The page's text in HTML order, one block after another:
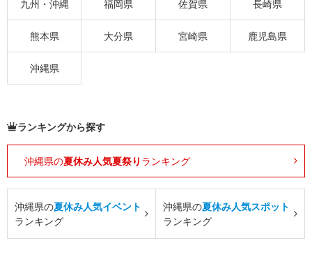
九州・沖縄 福岡県 佐賀県 長崎県
熊本県 大分県 宮崎県 鹿児島県
沖縄県
ランキングから探す
沖縄県の夏休み人気夏祭り ランキング
沖縄県の夏休み人気イベント
ランキング
沖縄県の夏休み人気スポット
ランキング